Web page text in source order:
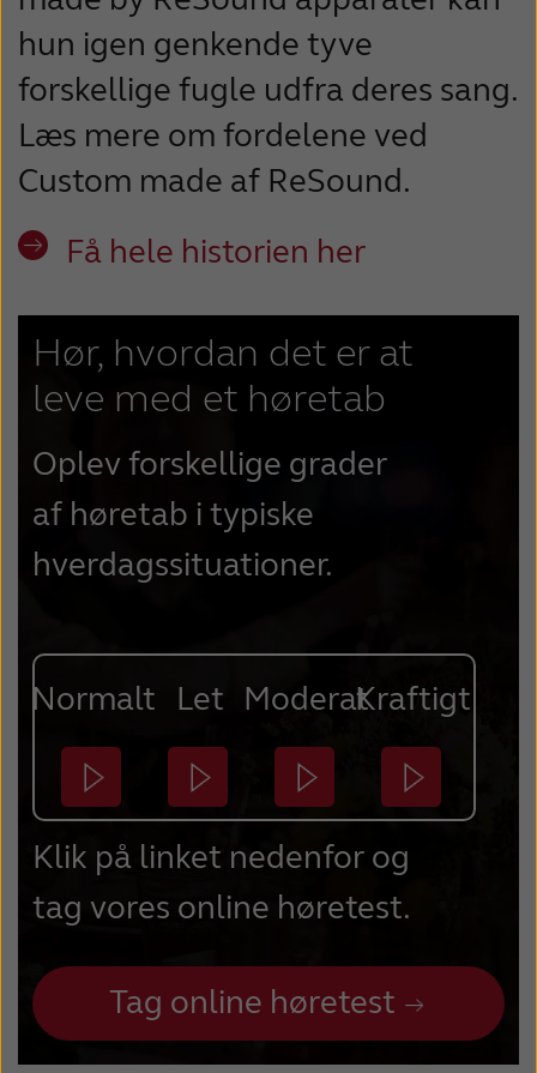
hun igen genkende tyve
forskellige fugle udfra deres sang.
Læs mere om fordelene ved
Custom made af ReSound.
Få hele historien her
Hør, hvordan det er at
leve med et høretab
Oplev forskellige grader
af høretab i typiske
hverdagssituationer.
Normalt Let ModeratKraftigt
Klik på linket nedenfor og
tag vores online høretest.
Tag online høretest